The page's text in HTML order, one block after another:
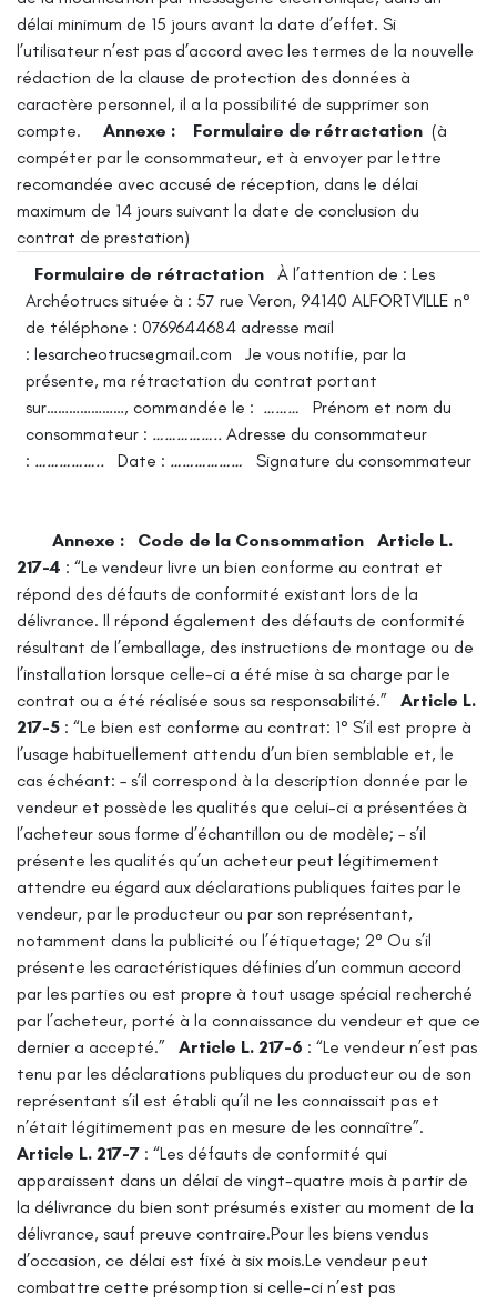
délai minimum de 15 jours avant la date d’effet. Si
l’utilisateur n’est pas d’accord avec les termes de la nouvelle
rédaction de la clause de protection des données à
caractère personnel, il a la possibilité de supprimer son
compte.
Annexe : Formulaire de rétractation (à
compéter par le consommateur, et à envoyer par lettre
recomandée avec accusé de réception, dans le délai
maximum de 14 jours suivant la date de conclusion du
contrat de prestation)
Formulaire de rétractation
À l’attention de : Les
Archéotrucs située à : 57 rue Veron, 94140 ALFORTVILLE n°
de téléphone : 0769644684 adresse mail
: lesarcheotrucs@gmail.com
Je vous notifie, par la
présente, ma rétractation du contrat portant
sur…………………, commandée le : ………
Prénom et nom du
consommateur : …………….. Adresse du consommateur
: …………….. Date : ……………… Signature du consommateur
Annexe : Code de la Consommation
Article L.
217-4 : “Le vendeur livre un bien conforme au contrat et
répond des défauts de conformité existant lors de la
délivrance. Il répond également des défauts de conformité
résultant de l’emballage, des instructions de montage ou de
l’installation lorsque celle-ci a été mise à sa charge par le
contrat ou a été réalisée sous sa responsabilité.”
Article L.
217-5 : “Le bien est conforme au contrat: 1° S’il est propre à
l’usage habituellement attendu d’un bien semblable et, le
cas échéant: – s’il correspond à la description donnée par le
vendeur et possède les qualités que celui-ci a présentées à
l’acheteur sous forme d’échantillon ou de modèle; – s’il
présente les qualités qu’un acheteur peut légitimement
attendre eu égard aux déclarations publiques faites par le
vendeur, par le producteur ou par son représentant,
notamment dans la publicité ou l’étiquetage; 2° Ou s’il
présente les caractéristiques définies d’un commun accord
par les parties ou est propre à tout usage spécial recherché
par l’acheteur, porté à la connaissance du vendeur et que ce
dernier a accepté.”
Article L. 217-6 : “Le vendeur n’est pas
tenu par les déclarations publiques du producteur ou de son
représentant s’il est établi qu’il ne les connaissait pas et
n’était légitimement pas en mesure de les connaître”.
Article L. 217-7 : “Les défauts de conformité qui
apparaissent dans un délai de vingt-quatre mois à partir de
la délivrance du bien sont présumés exister au moment de la
délivrance, sauf preuve contraire.Pour les biens vendus
d’occasion, ce délai est fixé à six mois.Le vendeur peut
combattre cette présomption si celle-ci n’est pas